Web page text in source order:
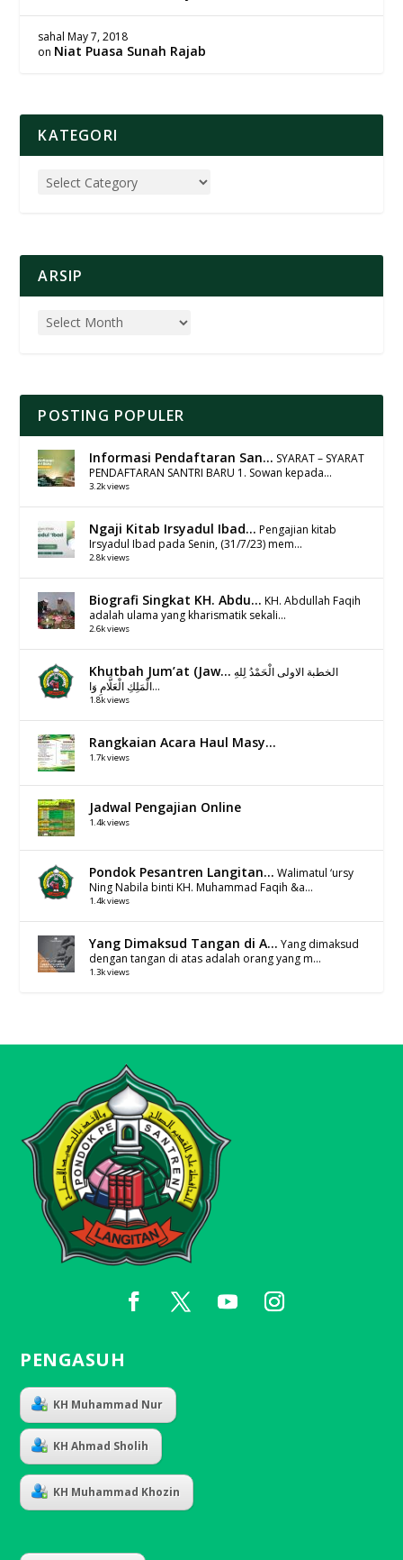
sahal May 7, 2018
on Niat Puasa Sunah Rajab
KATEGORI
ARSIP
POSTING POPULER
Informasi Pendaftaran San... SYARAT – SYARAT
PENDAFTARAN SANTRI BARU 1. Sowan kepada...
3.2k views
Ngaji Kitab Irsyadul Ibad... Pengajian kitab
Irsyadul Ibad pada Senin, (31/7/23) mem...
2.8k views
Biografi Singkat KH. Abdu... KH. Abdullah Faqih
adalah ulama yang kharismatik sekali...
2.6k views
Khutbah Jum’at (Jaw... الخطبة الاولى الْحَمْدُ لِلهِ
الْمَلِكِ الْعَلَّامِ وَا...
1.8k views
Rangkaian Acara Haul Masy...
1.7k views
Jadwal Pengajian Online
1.4k views
Pondok Pesantren Langitan... Walimatul ‘ursy
Ning Nabila binti KH. Muhammad Faqih &a...
1.4k views
Yang Dimaksud Tangan di A... Yang dimaksud
dengan tangan di atas adalah orang yang m...
1.3k views
PENGASUH
KH Muhammad Nur
KH Ahmad Sholih
KH Muhammad Khozin